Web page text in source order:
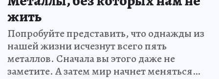
жить
Попробуйте представить, что однажды из
нашей жизни исчезнут всего пять
металлов. Сначала вы этого даже не
заметите. А затем мир начнет меняться…